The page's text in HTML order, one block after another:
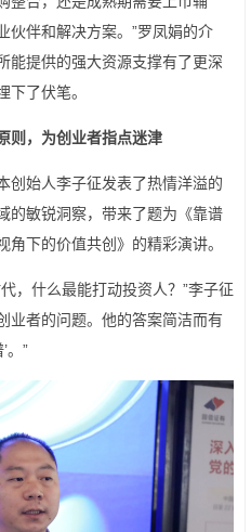
伙伴和解决方案。”罗凤娟的介
能提供的强大资源支撑有了更深
下了伏笔。
则，为创业者指点迷津
创始人李子征发表了热情洋溢的
的敏锐洞察，带来了题为《靠谱
下的价值共创》的精彩演讲。
，什么最能打动投资人？”李子征
业者的问题。他的答案简洁而有
。”